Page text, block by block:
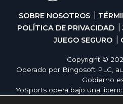
SOBRE NOSOTROS
POLÍTICA DE PRIVACIDAD
JUEGO SEGURO
Copyright ©
Operado por Bingosoft PLC,
Gobierno
YoSports opera bajo una